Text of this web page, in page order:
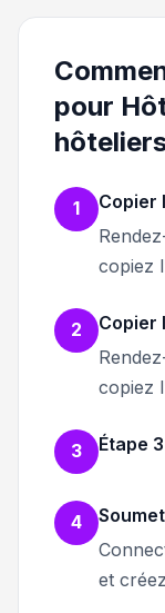
pour
1
Copier
copiez
2
Copier
copiez
3 Étape 3
4
et